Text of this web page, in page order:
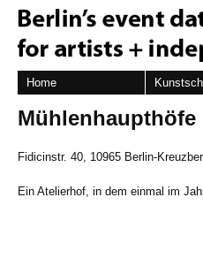
Home
Mühlenhaupthöfe
Fidicinstr. 40, 10965 Berlin-
Ein Atelierhof, in dem einmal im